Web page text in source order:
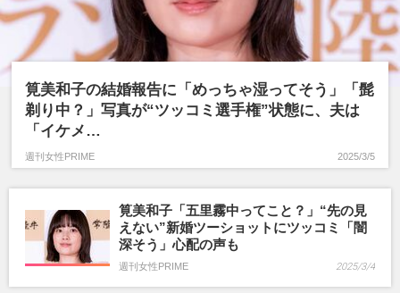
筧美和子の結婚報告に「めっちゃ湿ってそう」「髭
剃り中？」写真が“ツッコミ選手権”状態に、夫は
「イケメ…
週刊女性PRIME 2025/3/5
筧美和子「五里霧中ってこと？」“先の見
えない”新婚ツーショットにツッコミ「闇
深そう」心配の声も
週刊女性PRIME 2025/3/4